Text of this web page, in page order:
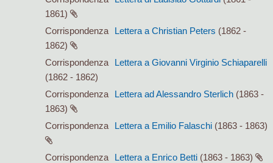
1861)
Corrispondenza
Lettera a Christian Peters (1862 -
1862)
Corrispondenza
Lettera a Giovanni Virginio Schiaparelli
(1862 - 1862)
Corrispondenza
Lettera ad Alessandro Sterlich (1863 -
1863)
Corrispondenza
Lettera a Emilio Falaschi (1863 - 1863)
Corrispondenza Lettera a Enrico Betti (1863 - 1863)